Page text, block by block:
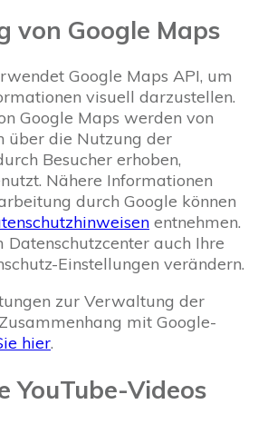
von Google Maps
Google Maps API, um
visuell darzustellen.
Google Maps werden von
über die Nutzung der
Besucher erhoben,
Nähere Informationen
durch Google können
entnehmen.
Datenschutzcenter auch Ihre
Einstellungen verändern.
zur Verwaltung der
mit Google-
hier.
YouTube-Videos